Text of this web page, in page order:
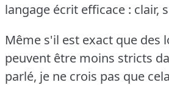
langage écrit efficace : clair,
Même s'il est exact que des
peuvent être moins stricts
parlé, je ne crois pas que